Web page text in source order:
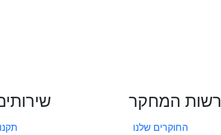
רשות המחקר
החוקרים שלנו